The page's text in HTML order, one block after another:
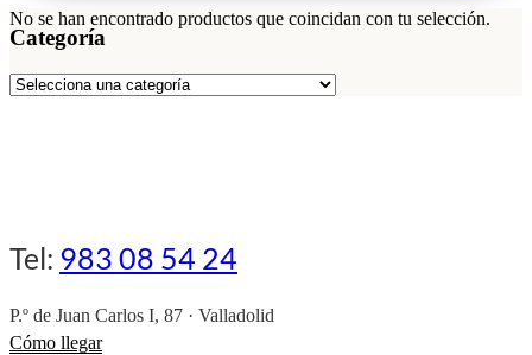
No se han encontrado productos que coincidan con tu selección.
Categoría
Tel: 983 08 54 24
P.º de Juan Carlos I, 87 · Valladolid
Cómo llegar